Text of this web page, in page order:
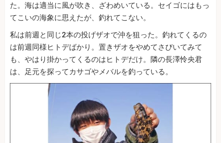
た。海は適当に風が吹き、ざわめいている。セイゴにはもっ
てこいの海象に思えたが、釣れてこない。
私は前週と同じ2本の投げザオで沖を狙った。釣れてくるの
は前週同様ヒトデばかり。置きザオをやめてさびいてみて
も、やはり掛かってくるのはヒトデだけ。隣の長澤怜央君
は、足元を探ってカサゴやメバルを釣っている。